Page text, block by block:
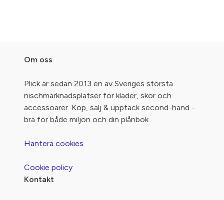
Om oss
Plick är sedan 2013 en av Sveriges största
nischmarknadsplatser för kläder, skor och
accessoarer. Köp, sälj & upptäck second-hand -
bra för både miljön och din plånbok.
Hantera cookies
Cookie policy
Kontakt